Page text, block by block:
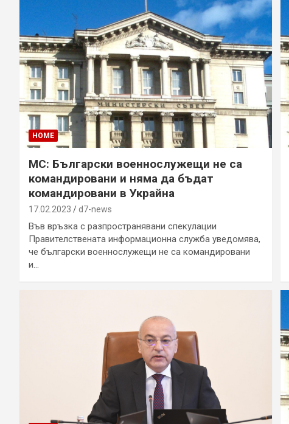
HOME
МС: Български военнослужещи не са
командировани и няма да бъдат
командировани в Украйна
17.02.2023 d7-news
Във връзка с разпространявани спекулации
Правителствената информационна служба уведомява,
че български военнослужещи не са командировани
и…